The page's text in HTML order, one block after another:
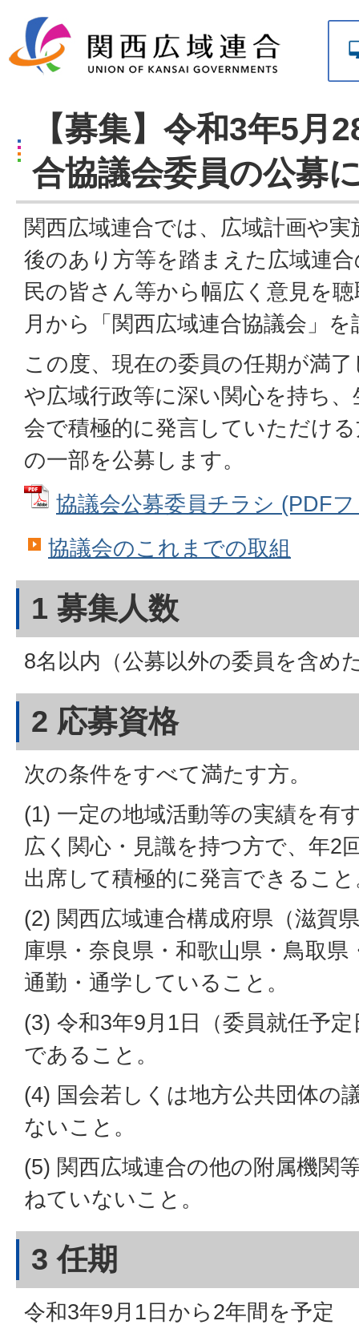
【募集】令和3年5月
合協議会委員の公募
関西広域連合では、広域計画や
後のあり方等を踏まえた広域連
民の皆さん等から幅広く意見を
月から「関西広域連合協議会」
この度、現在の委員の任期が満
や広域行政等に深い関心を持ち
会で積極的に発言していただけ
の一部を公募します。
協議会公募委員チラシ (PDF
協議会のこれまでの取組
1 募集人数
8名以内（公募以外の委員を含め
2 応募資格
次の条件をすべて満たす方。
(1) 一定の地域活動等の実績を有
広く関心・見識を持つ方で、年2
出席して積極的に発言できるこ
(2) 関西広域連合構成府県（滋賀
庫県・奈良県・和歌山県・鳥取
通勤・通学していること。
(3) 令和3年9月1日（委員就任予
であること。
(4) 国会若しくは地方公共団体の
ないこと。
(5) 関西広域連合の他の附属機関
ねていないこと。
3 任期
令和3年9月1日から2年間を予定